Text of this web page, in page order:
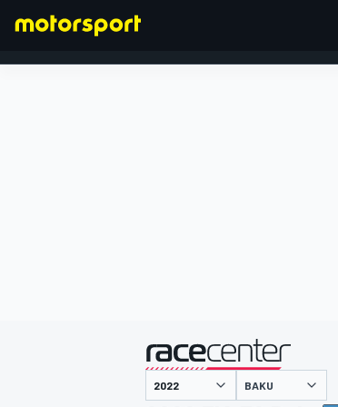
presentato
BAKU